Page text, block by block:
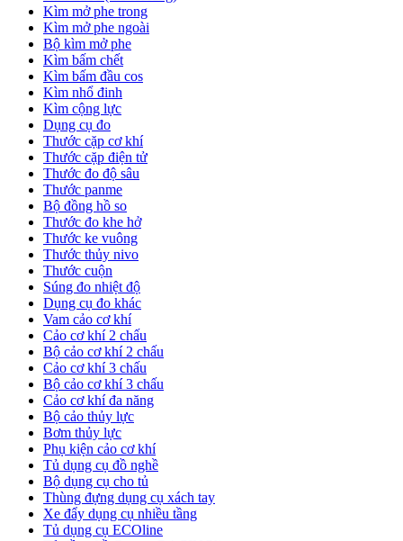
Kìm mở phe trong
Kìm mở phe ngoài
Bộ kìm mở phe
Kìm bấm chết
Kìm bấm đầu cos
Kìm nhổ đinh
Kìm cộng lực
Dụng cụ đo
Thước cặp cơ khí
Thước cặp điện tử
Thước đo độ sâu
Thước panme
Bộ đồng hồ so
Thước đo khe hở
Thước ke vuông
Thước thủy nivo
Thước cuộn
Súng đo nhiệt độ
Dụng cụ đo khác
Vam cảo cơ khí
Cảo cơ khí 2 chấu
Bộ cảo cơ khí 2 chấu
Cảo cơ khí 3 chấu
Bộ cảo cơ khí 3 chấu
Cảo cơ khí đa năng
Bộ cảo thủy lực
Bơm thủy lực
Phụ kiện cảo cơ khí
Tủ dụng cụ đồ nghề
Bộ dụng cụ cho tủ
Thùng đựng dụng cụ xách tay
Xe đẩy dụng cụ nhiều tầng
Tủ dụng cụ ECOline